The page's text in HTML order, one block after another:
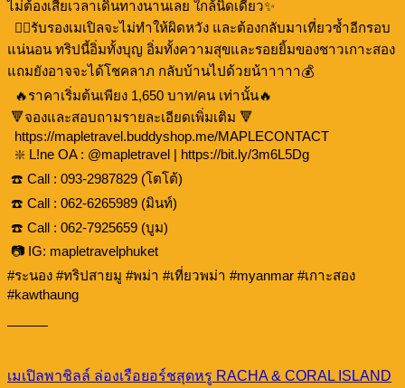
ไม่ต้องเสียเวลาเดินทางนานเลย ใกล้นิดเดียว✨
👍🏻รับรองเมเปิลจะไม่ทำให้ผิดหวัง และต้องกลับมาเที่ยวซ้ำอีกรอบ
แน่นอน ทริปนี้อิ่มทั้งบุญ อิ่มทั้งความสุขและรอยยิ้มของชาวเกาะสอง
แถมยังอาจจะได้โชคลาภ กลับบ้านไปด้วยน้าาาาา💰
🔥ราคาเริ่มต้นเพียง 1,650 บาท/คน เท่านั้น🔥
🔻จองและสอบถามรายละเอียดเพิ่มเติม 🔻
https://mapletravel.buddyshop.me/MAPLECONTACT
❇️ L!ne OA : @mapletravel | https://bit.ly/3m6L5Dg
☎️ Call : 093-2987829 (โตโต้)
☎️ Call : 062-6265989 (มินท์)
☎️ Call : 062-7925659 (บูม)
📷 IG: mapletravelphuket
#ระนอง #ทริปสายมู #พม่า #เที่ยวพม่า #myanmar #เกาะสอง
#kawthaung
———
เมเปิลพาชิลล์ ล่องเรือยอร์ชสุดหรู RACHA & CORAL ISLAND